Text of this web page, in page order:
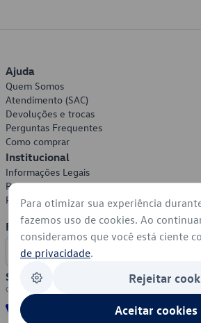
Ajuda
Quem Somos
Atendimento (SAC)
Devoluções e trocas
Perguntas Frequentes
Como comprar
Institucional
Informações Legais
Política de Privacidade
Política de Cookies
Formas de Pagamento
Segurança
Para otimizar sua experiência
fazemos uso de cookies. Ao
consideramos que você está ciente
de privacidade.
Rejeitar
Aceitar cookies